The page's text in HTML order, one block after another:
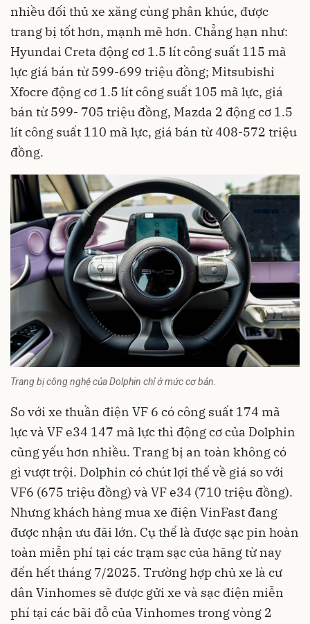
nhiều đối thủ xe xăng cùng phân khúc, được
trang bị tốt hơn, mạnh mẽ hơn. Chẳng hạn như:
Hyundai Creta động cơ 1.5 lít công suất 115 mã
lực giá bán từ 599-699 triệu đồng; Mitsubishi
Xfocre động cơ 1.5 lít công suất 105 mã lực, giá
bán từ 599- 705 triệu đồng, Mazda 2 động cơ 1.5
lít công suất 110 mã lực, giá bán từ 408-572 triệu
đồng.
Trang bị công nghệ của Dolphin chỉ ở mức cơ bản.
So với xe thuần điện VF 6 có công suất 174 mã
lực và VF e34 147 mã lực thì động cơ của Dolphin
cũng yếu hơn nhiều. Trang bị an toàn không có
gì vượt trội. Dolphin có chút lợi thế về giá so với
VF6 (675 triệu đồng) và VF e34 (710 triệu đồng).
Nhưng khách hàng mua xe điện VinFast đang
được nhận ưu đãi lớn. Cụ thể là được sạc pin hoàn
toàn miễn phí tại các trạm sạc của hãng từ nay
đến hết tháng 7/2025. Trường hợp chủ xe là cư
dân Vinhomes sẽ được gửi xe và sạc điện miễn
phí tại các bãi đỗ của Vinhomes trong vòng 2